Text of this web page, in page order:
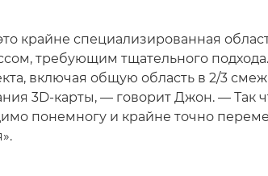
крайне специализированная
требующим тщательного
включая общую область в 2/3
3D-карты, — говорит Джон. — Так
понемногу и крайне точно